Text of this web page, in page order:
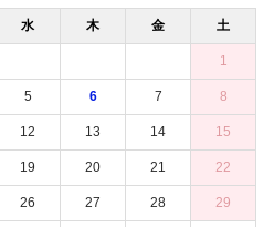
水 木 金 土
1
5 6 7 8
12 13 14 15
19 20 21 22
26 27 28 29